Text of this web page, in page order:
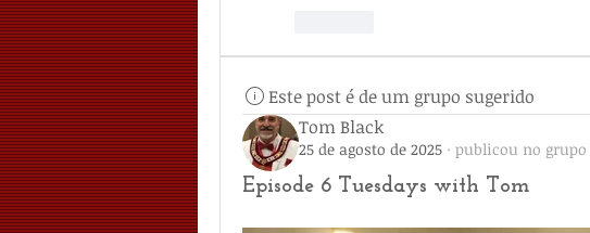
Este post é de um grupo sugerido
Tom Black
25 de agosto de 2025 · publicou no grupo
Episode 6 Tuesdays with Tom